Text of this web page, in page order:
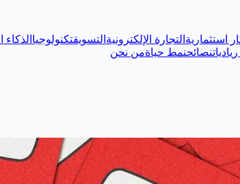
استثمارية التجارة الإلكترونية التسويقتكنولوجيا
نصائحنمط حياةمن نحن